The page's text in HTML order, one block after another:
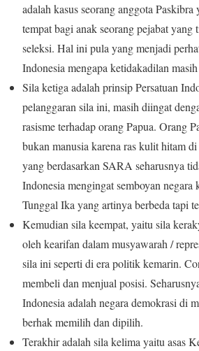
adalah kasus seorang anggota Paskibra
tempat bagi anak seorang pejabat
seleksi. Hal ini pula yang menjadi
Indonesia mengapa ketidakadilan
Sila ketiga adalah prinsip Persatuan
pelanggaran sila ini, masih diingat
rasisme terhadap orang Papua. Orang
bukan manusia karena ras kulit hitam
yang berdasarkan SARA seharusnya
Indonesia mengingat semboyan negara
Tunggal Ika yang artinya berbeda tapi
Kemudian sila keempat, yaitu sila
oleh kearifan dalam musyawarah /
sila ini seperti di era politik kemarin.
membeli dan menjual posisi.
Indonesia adalah negara demokrasi di
berhak memilih dan dipilih.
Terakhir adalah sila kelima yaitu asas